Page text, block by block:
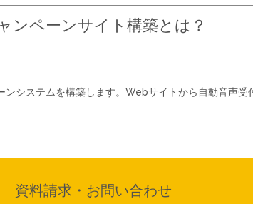
ンペーンサイト 構築とは？
ンシステムを構築します。Webサイトから自動音声
資料請求・お問い合わせ